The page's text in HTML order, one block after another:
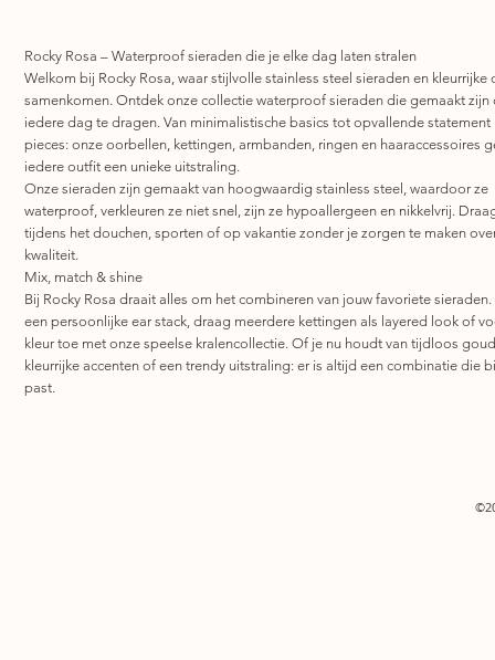
Rocky Rosa – Waterproof sieraden die je elke dag laten stralen
Welkom bij Rocky Rosa, waar stijlvolle stainless steel sieraden en kleurrijke
samenkomen. Ontdek onze collectie waterproof sieraden die gemaakt zijn
iedere dag te dragen. Van minimalistische basics tot opvallende statement
pieces: onze oorbellen, kettingen, armbanden, ringen en haaraccessoires
iedere outfit een unieke uitstraling.
Onze sieraden zijn gemaakt van hoogwaardig stainless steel, waardoor ze
waterproof, verkleuren ze niet snel, zijn ze hypoallergeen en nikkelvrij.
tijdens het douchen, sporten of op vakantie zonder je zorgen te maken
kwaliteit.
Mix, match & shine
Bij Rocky Rosa draait alles om het combineren van jouw favoriete sieraden.
een persoonlijke ear stack, draag meerdere kettingen als layered look of
kleur toe met onze speelse kralencollectie. Of je nu houdt van tijdloos
kleurrijke accenten of een trendy uitstraling: er is altijd een combinatie die
past.